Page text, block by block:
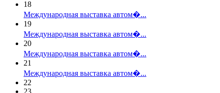
18
Международная выставка автом�...
19
Международная выставка автом�...
20
Международная выставка автом�...
21
Международная выставка автом�...
22
23